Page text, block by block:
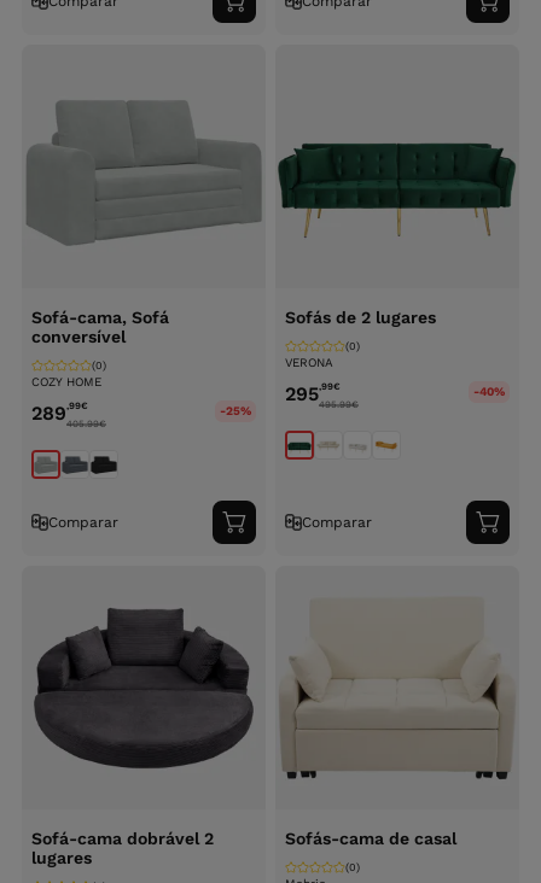
Adicionar
ao
ao
Sofá-cama, Sofá
conversível
COZY HOME
(0)
289,99€
405.99€
-25%
Comparar
Adicionar
ao
Sofás de 2 lugares
VERONA
(0)
295,99€
495.99€
-40%
Comparar
ao
Sofá-cama dobrável 2
lugares
Sofás-cama de casal
(0)